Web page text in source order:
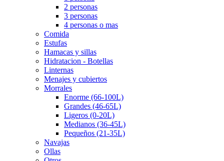
2 personas
3 personas
4 personas o mas
Comida
Estufas
Hamacas y sillas
Hidratacion - Botellas
Linternas
Menajes y cubiertos
Morrales
Enorme (66-100L)
Grandes (46-65L)
Ligeros (0-20L)
Medianos (36-45L)
Pequeños (21-35L)
Navajas
Ollas